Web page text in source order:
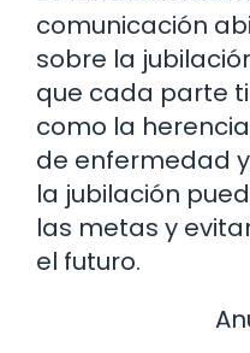
comunicación
sobre la
que cada parte
como la
de enfermedad
la jubilación
las metas y
el futuro.